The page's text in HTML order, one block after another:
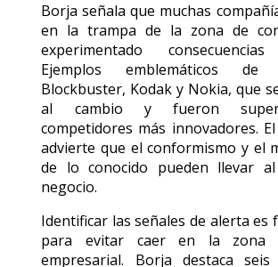
Borja señala que muchas
en la trampa de la zona de
experimentado
Ejemplos emblemáticos
Blockbuster, Kodak y Nokia, que
al cambio y fueron
competidores más innovadores.
advierte que el conformismo y el
de lo conocido pueden llevar
negocio.
Identificar las señales de alerta es
para evitar caer en la zona
empresarial. Borja destaca seis